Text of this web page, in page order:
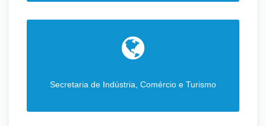
Secretaria de Indústria, Comércio e Turismo